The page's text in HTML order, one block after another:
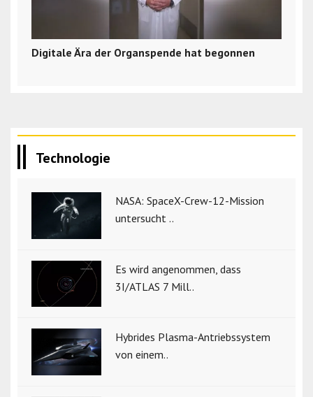
Digitale Ära der Organspende hat begonnen
Technologie
NASA: SpaceX-Crew-12-Mission
untersucht ..
Es wird angenommen, dass
3I/ATLAS 7 Mill..
Hybrides Plasma-Antriebssystem
von einem..